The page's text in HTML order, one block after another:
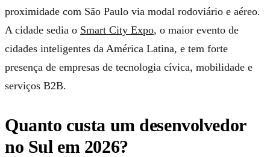
proximidade com São Paulo via modal rodoviário e aéreo.
A cidade sedia o Smart City Expo, o maior evento de
cidades inteligentes da América Latina, e tem forte
presença de empresas de tecnologia cívica, mobilidade e
serviços B2B.
Quanto custa um desenvolvedor
no Sul em 2026?